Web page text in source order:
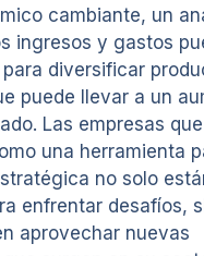
cambiante, un
ingresos y gastos
diversificar
puede llevar a un
Las empresas
una herramienta
no solo
enfrentar desafíos,
aprovechar nuevas